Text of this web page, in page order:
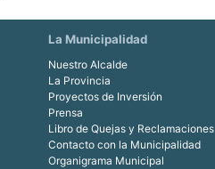
La Municipalidad
Nuestro Alcalde
La Provincia
Proyectos de Inversión
Prensa
Libro de Quejas y Reclamaciones
Contacto con la Municipalidad
Organigrama Municipal